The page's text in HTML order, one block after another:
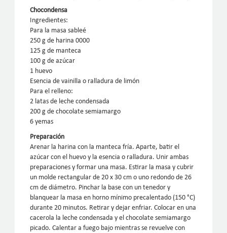
Chocondensa
Ingredientes:
Para la masa sableé
250 g de harina 0000
125 g de manteca
100 g de azúcar
1 huevo
Esencia de vainilla o ralladura de limón
Para el relleno:
2 latas de leche condensada
200 g de chocolate semiamargo
6 yemas
Preparación
Arenar la harina con la manteca fría. Aparte, batir el
azúcar con el huevo y la esencia o ralladura. Unir ambas
preparaciones y formar una masa. Estirar la masa y cubrir
un molde rectangular de 20 x 30 cm o uno redondo de 26
cm de diámetro. Pinchar la base con un tenedor y
blanquear la masa en horno mínimo precalentado (150 °C)
durante 20 minutos. Retirar y dejar enfriar. Colocar en una
cacerola la leche condensada y el chocolate semiamargo
picado. Calentar a fuego bajo mientras se revuelve con